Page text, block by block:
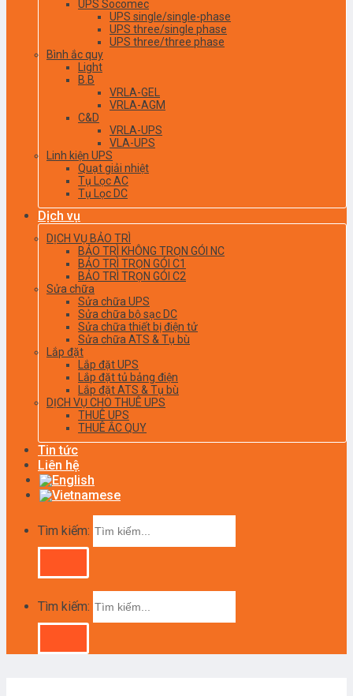
UPS Socomec
UPS single/single-phase
UPS three/single phase
UPS three/three phase
Bình ắc quy
Light
B.B
VRLA-GEL
VRLA-AGM
C&D
VRLA-UPS
VLA-UPS
Linh kiện UPS
Quạt giải nhiệt
Tụ Lọc AC
Tụ Lọc DC
Dịch vụ
DỊCH VỤ BẢO TRÌ
BẢO TRÌ KHÔNG TRỌN GÓI NC
BẢO TRÌ TRỌN GÓI C1
BẢO TRÌ TRỌN GÓI C2
Sửa chữa
Sửa chữa UPS
Sửa chữa bộ sạc DC
Sửa chữa thiết bị điện tử
Sửa chữa ATS & Tụ bù
Lắp đặt
Lắp đặt UPS
Lắp đặt tủ bảng điện
Lắp đặt ATS & Tụ bù
DỊCH VỤ CHO THUÊ UPS
THUÊ UPS
THUÊ ẮC QUY
Tin tức
Liên hệ
Tìm kiếm:
Tìm kiếm: